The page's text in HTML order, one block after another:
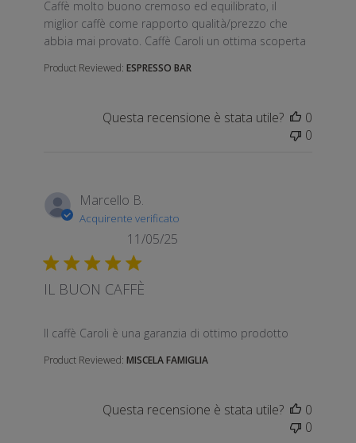
Caffè molto buono cremoso ed equilibrato, il
miglior caffè come rapporto qualità/prezzo che
abbia mai provato. Caffè Caroli un ottima scoperta
read more about review content Caffè molto buono
Product Reviewed: ESPRESSO BAR
Questa recensione è stata utile?
0
0
Marcello B.
Acquirente verificato
IL BUON CAFFÈ
Il caffè Caroli è una garanzia di ottimo prodotto
read more about review content Il caffè Caroli è
Product Reviewed: MISCELA FAMIGLIA
11/05/25
Questa recensione è stata utile?
0
0